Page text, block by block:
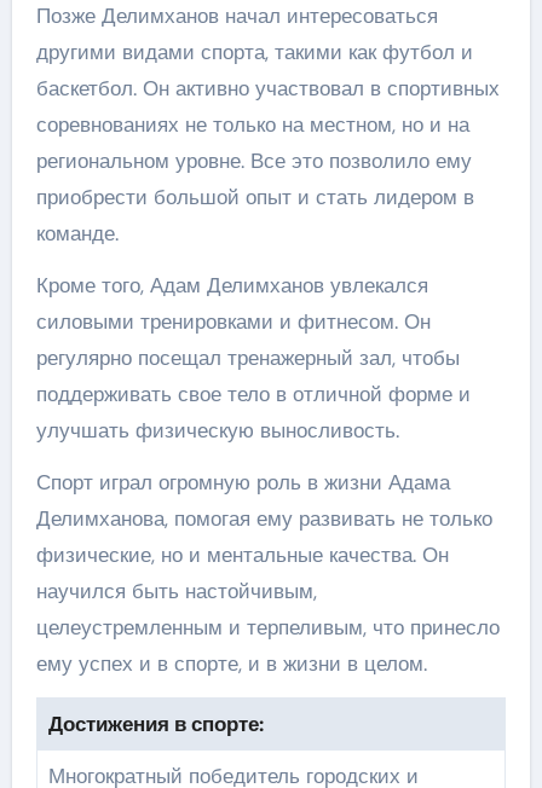
Позже Делимханов начал интересоваться
другими видами спорта, такими как футбол и
баскетбол. Он активно участвовал в спортивных
соревнованиях не только на местном, но и на
региональном уровне. Все это позволило ему
приобрести большой опыт и стать лидером в
команде.
Кроме того, Адам Делимханов увлекался
силовыми тренировками и фитнесом. Он
регулярно посещал тренажерный зал, чтобы
поддерживать свое тело в отличной форме и
улучшать физическую выносливость.
Спорт играл огромную роль в жизни Адама
Делимханова, помогая ему развивать не только
физические, но и ментальные качества. Он
научился быть настойчивым,
целеустремленным и терпеливым, что принесло
ему успех и в спорте, и в жизни в целом.
Достижения в спорте:
Многократный победитель городских и